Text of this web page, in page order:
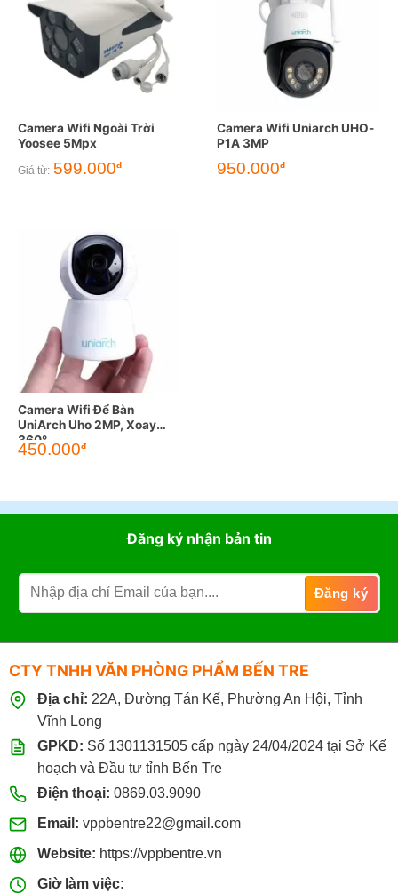
Camera Wifi Ngoài Trời
Yoosee 5Mpx
Giá từ: 599.000đ
Camera Wifi Uniarch UHO-
P1A 3MP
950.000đ
Camera Wifi Để Bàn
UniArch Uho 2MP, Xoay
360°
450.000đ
Đăng ký nhận bản tin
CTY TNHH VĂN PHÒNG PHẨM BẾN TRE
Địa chỉ: 22A, Đường Tán Kế, Phường An Hội, Tỉnh
Vĩnh Long
GPKD: Số 1301131505 cấp ngày 24/04/2024 tại Sở Kế
hoạch và Đầu tư tỉnh Bến Tre
Điện thoại: 0869.03.9090
Email: vppbentre22@gmail.com
Website: https://vppbentre.vn
Giờ làm việc: